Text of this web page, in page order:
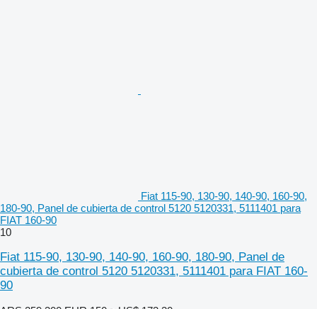
Fiat 115-90, 130-90, 140-90, 160-90,
180-90, Panel de cubierta de control 5120 5120331, 5111401 para
FIAT 160-90
10
Fiat 115-90, 130-90, 140-90, 160-90, 180-90, Panel de
cubierta de control 5120 5120331, 5111401 para FIAT 160-
90